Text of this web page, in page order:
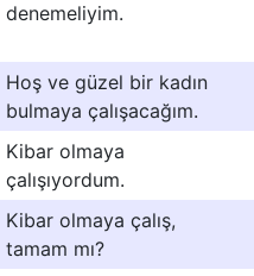
denemeliyim.
Hoş ve güzel bir kadın
bulmaya çalışacağım.
Kibar olmaya
çalışıyordum.
Kibar olmaya çalış,
tamam mı?